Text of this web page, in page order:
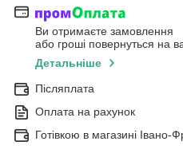
Ви отримаєте замовлення
або гроші повернуться на
Детальніше
Післяплата
Оплата на рахунок
Готівкою в магазині Івано-